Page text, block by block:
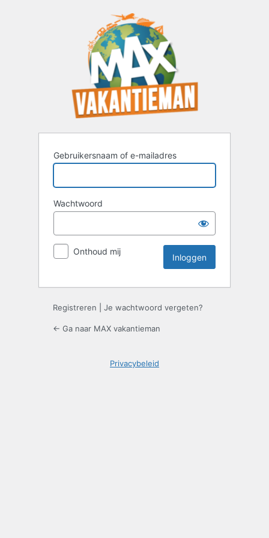
Gebruikersnaam of e-mailadres
Wachtwoord
Onthoud mij
Registreren Je wachtwoord vergeten?
← Ga naar MAX vakantieman
Privacybeleid